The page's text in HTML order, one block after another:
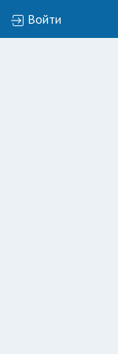
Войти